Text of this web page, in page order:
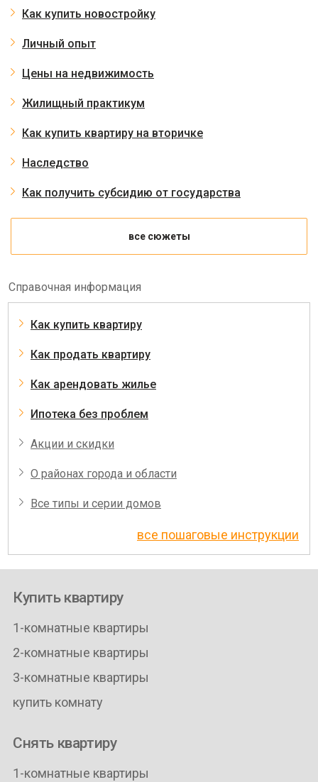
Как купить новостройку
Личный опыт
Цены на недвижимость
Жилищный практикум
Как купить квартиру на вторичке
Наследство
Как получить субсидию от государства
все сюжеты
Справочная информация
Как купить квартиру
Как продать квартиру
Как арендовать жилье
Ипотека без проблем
Акции и скидки
О районах города и области
Все типы и серии домов
все пошаговые инструкции
Купить квартиру
1-комнатные квартиры
2-комнатные квартиры
3-комнатные квартиры
купить комнату
Снять квартиру
1-комнатные квартиры